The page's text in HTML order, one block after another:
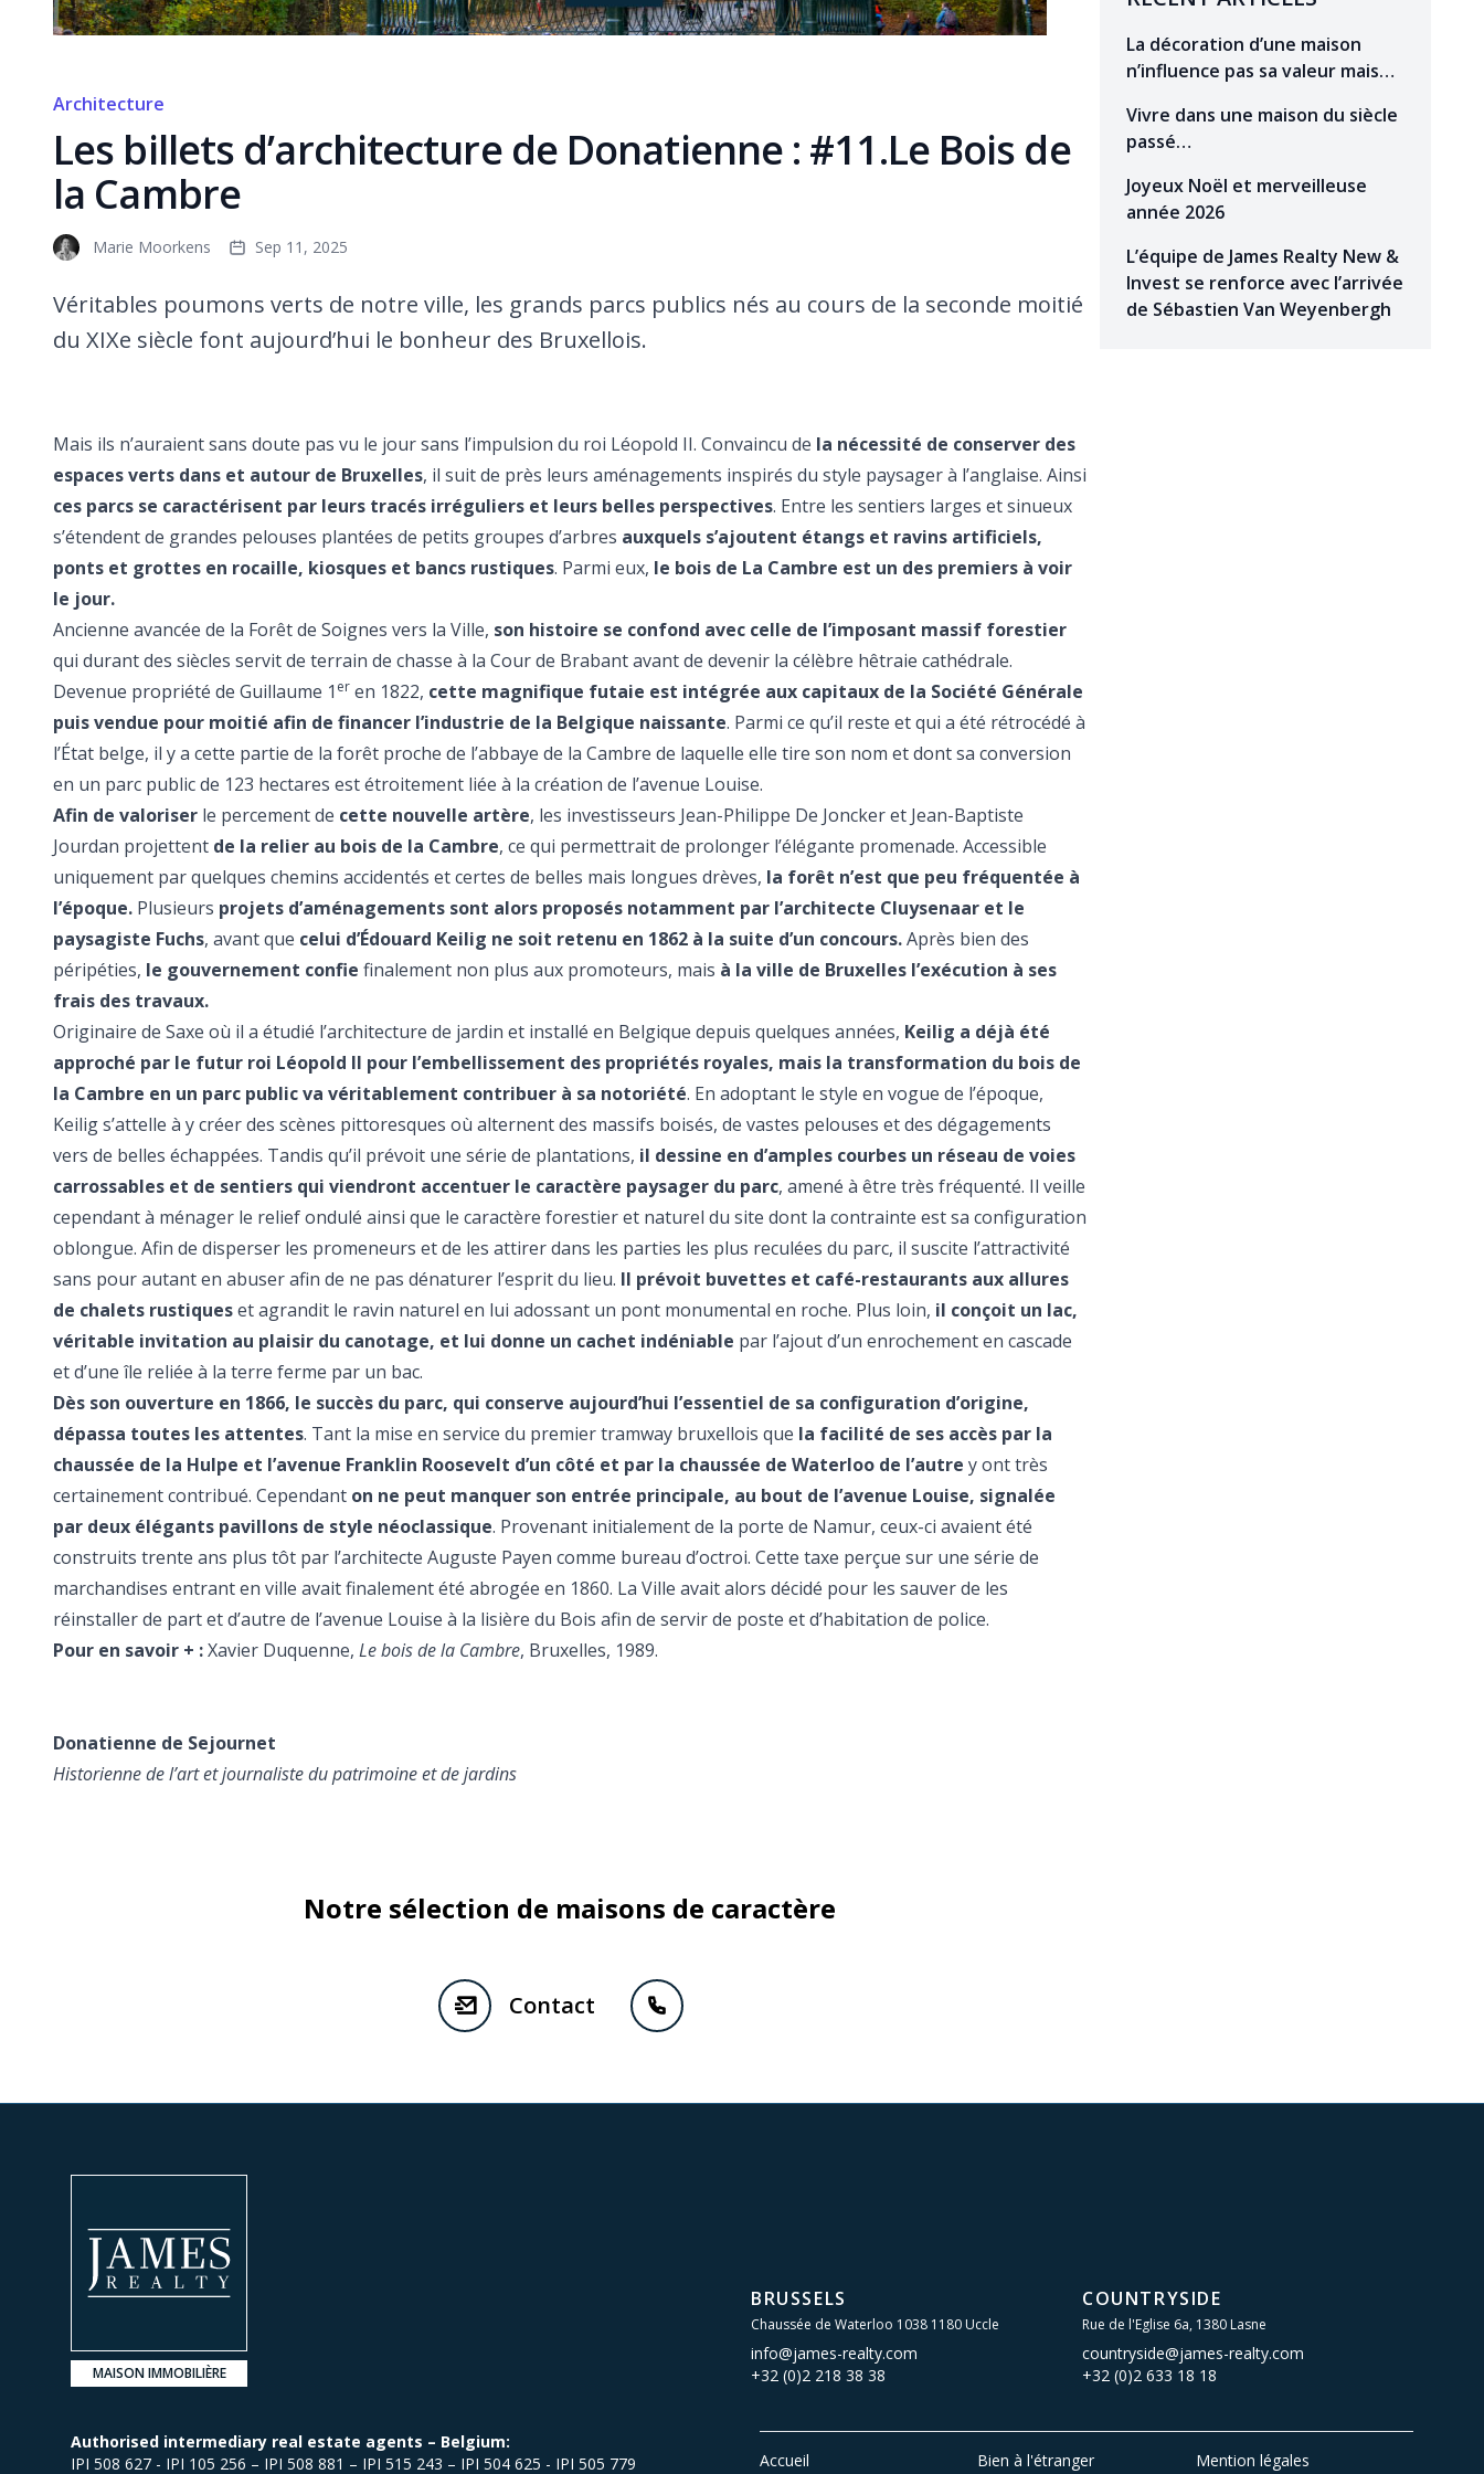
Architecture
Les billets d’architecture de Donatienne : #11.Le Bois de
la Cambre
Marie Moorkens Sep 11, 2025
Véritables poumons verts de notre ville, les grands parcs publics nés au cours de la seconde moitié
du XIXe siècle font aujourd’hui le bonheur des Bruxellois.
Mais ils n’auraient sans doute pas vu le jour sans l’impulsion du roi Léopold II. Convaincu de la nécessité de conserver des
espaces verts dans et autour de Bruxelles, il suit de près leurs aménagements inspirés du style paysager à l’anglaise. Ainsi
ces parcs se caractérisent par leurs tracés irréguliers et leurs belles perspectives. Entre les sentiers larges et sinueux
s’étendent de grandes pelouses plantées de petits groupes d’arbres auxquels s’ajoutent étangs et ravins artificiels,
ponts et grottes en rocaille, kiosques et bancs rustiques. Parmi eux, le bois de La Cambre est un des premiers à voir
le jour.
Ancienne avancée de la Forêt de Soignes vers la Ville, son histoire se confond avec celle de l’imposant massif forestier
qui durant des siècles servit de terrain de chasse à la Cour de Brabant avant de devenir la célèbre hêtraie cathédrale.
Devenue propriété de Guillaume 1 er en 1822, cette magnifique futaie est intégrée aux capitaux de la Société Générale
puis vendue pour moitié afin de financer l’industrie de la Belgique naissante. Parmi ce qu’il reste et qui a été rétrocédé à
l’État belge, il y a cette partie de la forêt proche de l’abbaye de la Cambre de laquelle elle tire son nom et dont sa conversion
en un parc public de 123 hectares est étroitement liée à la création de l’avenue Louise.
Afin de valoriser le percement de cette nouvelle artère, les investisseurs Jean-Philippe De Joncker et Jean-Baptiste
Jourdan projettent de la relier au bois de la Cambre, ce qui permettrait de prolonger l’élégante promenade. Accessible
uniquement par quelques chemins accidentés et certes de belles mais longues drèves, la forêt n’est que peu fréquentée à
l’époque. Plusieurs projets d’aménagements sont alors proposés notamment par l’architecte Cluysenaar et le
paysagiste Fuchs, avant que celui d’Édouard Keilig ne soit retenu en 1862 à la suite d’un concours.Après bien des
péripéties, le gouvernement confie finalement non plus aux promoteurs, mais à la ville de Bruxelles l’exécution à ses
frais des travaux.
Originaire de Saxe où il a étudié l’architecture de jardin et installé en Belgique depuis quelques années, Keilig a déjà été
approché par le futur roi Léopold II pour l’embellissement des propriétés royales, mais la transformation du bois de
la Cambre en un parc public va véritablement contribuer à sa notoriété. En adoptant le style en vogue de l’époque,
Keilig s’attelle à y créer des scènes pittoresques où alternent des massifs boisés, de vastes pelouses et des dégagements
vers de belles échappées. Tandis qu’il prévoit une série de plantations, il dessine en d’amples courbes un réseau de voies
carrossables et de sentiers qui viendront accentuer le caractère paysager du parc, amené à être très fréquenté. Il veille
cependant à ménager le relief ondulé ainsi que le caractère forestier et naturel du site dont la contrainte est sa configuration
oblongue. Afin de disperser les promeneurs et de les attirer dans les parties les plus reculées du parc, il suscite l’attractivité
sans pour autant en abuser afin de ne pas dénaturer l’esprit du lieu. Il prévoit buvettes et café-restaurants aux allures
de chalets rustiqueset agrandit le ravin naturel en lui adossant un pont monumental en roche. Plus loin, il conçoit un lac,
véritable invitation au plaisir du canotage, et lui donne un cachet indéniable par l’ajout d’un enrochement en cascade
et d’une île reliée à la terre ferme par un bac.
Dès son ouverture en 1866, le succès du parc, qui conserve aujourd’hui l’essentiel de sa configuration d’origine,
dépassa toutes les attentes. Tant la mise en service du premier tramway bruxellois que la facilité de ses accès par la
chaussée de la Hulpe et l’avenue Franklin Roosevelt d’un côté et par la chaussée de Waterloo de l’autre y ont très
certainement contribué. Cependant on ne peut manquer son entrée principale, au bout de l’avenue Louise, signalée
par deux élégants pavillons de style néoclassique. Provenant initialement de la porte de Namur, ceux-ci avaient été
construits trente ans plus tôt par l’architecte Auguste Payen comme bureau d’octroi. Cette taxe perçue sur une série de
marchandises entrant en ville avait finalement été abrogée en 1860. La Ville avait alors décidé pour les sauver de les
réinstaller de part et d’autre de l’avenue Louise à la lisière du Bois afin de servir de poste et d’habitation de police.
Pour en savoir + :Xavier Duquenne, Le bois de la Cambre, Bruxelles, 1989.
Donatienne de Sejournet
Historienne de l’art et journaliste du patrimoine et de jardins
Notre sélection de maisons de caractère
Contact
La décoration d’une maison
n’influence pas sa valeur mais…
Vivre dans une maison du siècle
passé…
Joyeux Noël et merveilleuse
année 2026
L’équipe de James Realty New &
Invest se renforce avec l’arrivée
de Sébastien Van Weyenbergh
MAISON IMMOBILIÈRE
BRUSSELS
Chaussée de Waterloo 1038 1180 Uccle
info@james-realty.com
+32 (0)2 218 38 38
COUNTRYSIDE
Rue de l'Eglise 6a, 1380 Lasne
countryside@james-realty.com
+32 (0)2 633 18 18
Authorised intermediary real estate agents – Belgium:
IPI 508 627 - IPI 105 256 – IPI 508 881 – IPI 515 243 – IPI 504 625 - IPI 505 779
Accueil Bien à l'étranger Mention légales